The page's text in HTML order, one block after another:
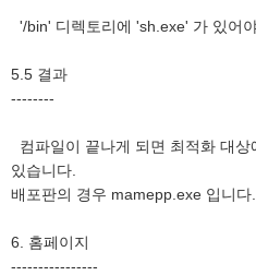
'/bin' 디렉토리에 'sh.exe' 가 있어
5.5 결과
--------
컴파일이 끝나게 되면 최적화 대
있습니다.
배포판의 경우 mamepp.exe 입니다.
6. 홈페이지
----------------